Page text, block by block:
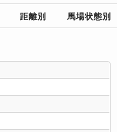
距離別 馬場状態別